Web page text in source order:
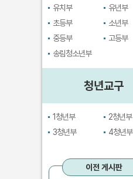
유치부
유년부
초등부
소년부
중등부
고등부
송림청소년부
청년교구
1청년부
2청년부
3청년부
4청년부
이전 게시판